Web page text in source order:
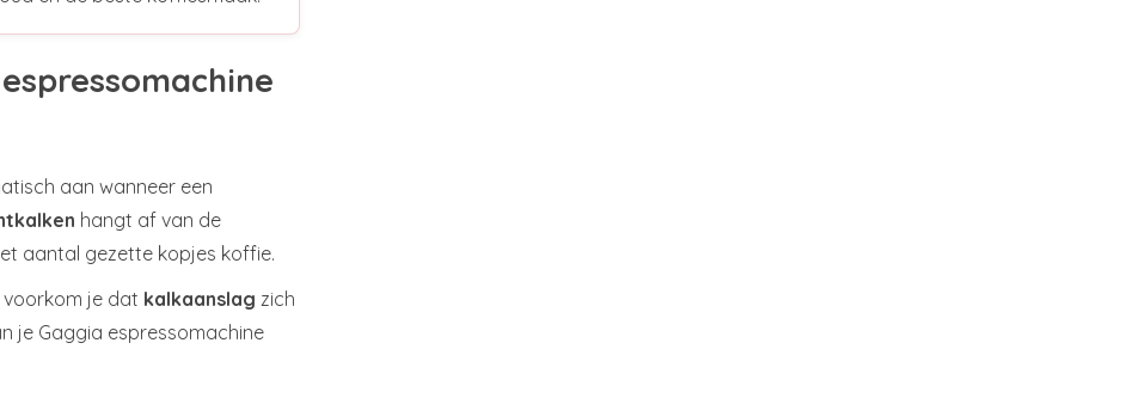
aan wanneer een
hangt af van de
aantal gezette kopjes koffie.
je dat kalkaanslag zich
je Gaggia espressomachine